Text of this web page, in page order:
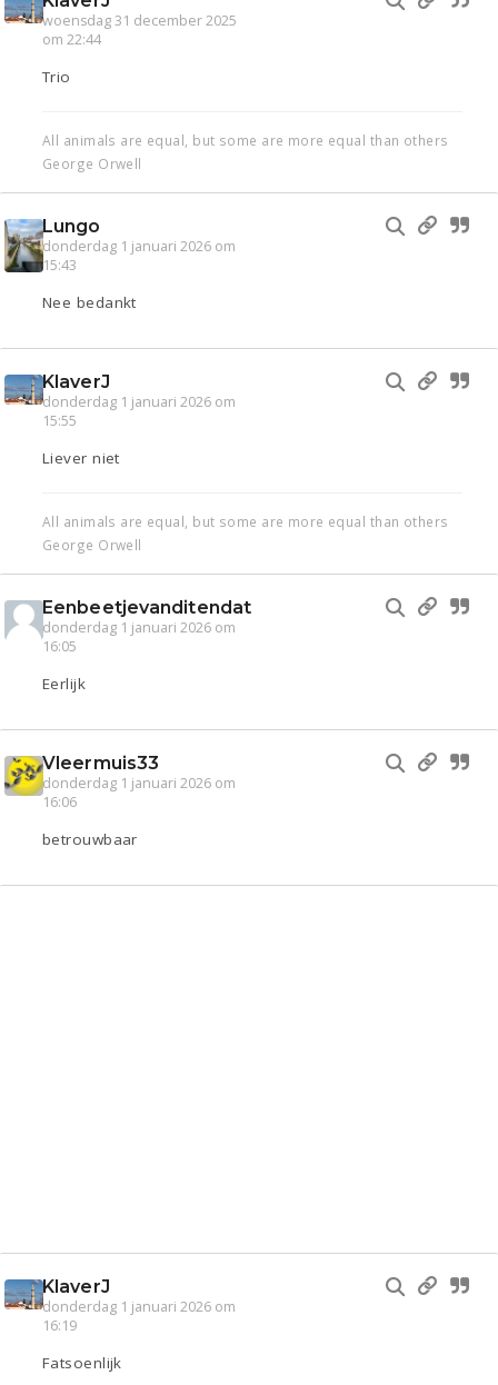
woensdag 31 december 2025
om 22:44
Trio
All animals are equal, but some are more equal than others
George Orwell
Lungo
donderdag 1 januari 2026 om
15:43
Nee bedankt
KlaverJ
donderdag 1 januari 2026 om
15:55
Liever niet
All animals are equal, but some are more equal than others
George Orwell
Eenbeetjevanditendat
donderdag 1 januari 2026 om
16:05
Eerlijk
Vleermuis33
donderdag 1 januari 2026 om
16:06
betrouwbaar
KlaverJ
donderdag 1 januari 2026 om
16:19
Fatsoenlijk